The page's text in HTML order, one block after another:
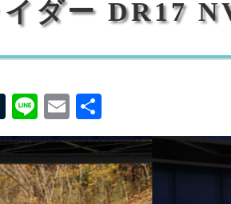
イダー DR17
T
u
m
bl
Li
n
e
E
m
ail
有